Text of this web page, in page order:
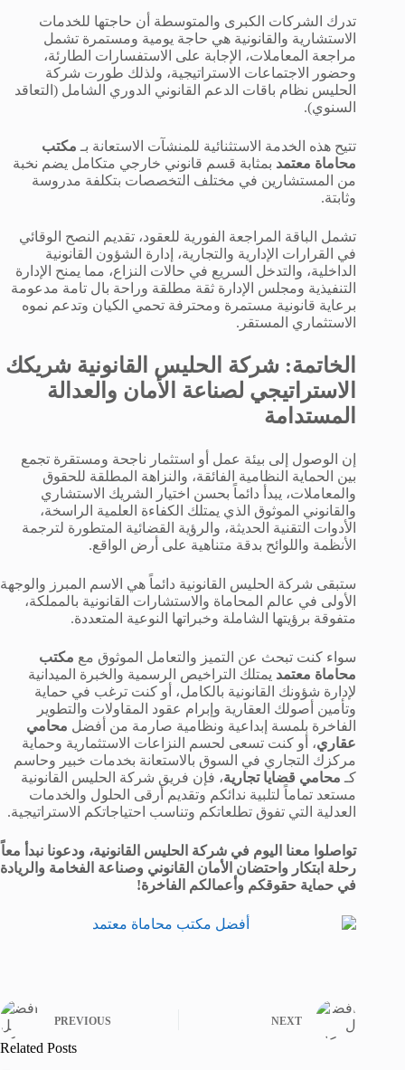
تدرك الشركات الكبرى والمتوسطة أن حاجتها للخدمات
الاستشارية والقانونية هي حاجة يومية ومستمرة تشمل
مراجعة المعاملات، الإجابة على الاستفسارات الطارئة،
وحضور الاجتماعات الاستراتيجية، ولذلك طورت شركة
الحليس نظام باقات الدعم القانوني الدوري الشامل (التعاقد
السنوي).
تتيح هذه الخدمة الاستثنائية للمنشآت الاستعانة بـ مكتب
محاماة معتمد بمثابة قسم قانوني خارجي متكامل يضم نخبة
من المستشارين في مختلف التخصصات بتكلفة مدروسة
وثابتة.
تشمل الباقة المراجعة الفورية للعقود، تقديم النصح الوقائي
في القرارات الإدارية والتجارية، إدارة الشؤون القانونية
الداخلية، والتدخل السريع في حالات النزاع، مما يمنح الإدارة
التنفيذية ومجلس الإدارة ثقة مطلقة وراحة بال تامة مدعومة
برعاية قانونية مستمرة ومحترفة تحمي الكيان وتدعم نموه
الاستثماري المستقر.
الخاتمة: شركة الحليس القانونية شريكك
الاستراتيجي لصناعة الأمان والعدالة
المستدامة
إن الوصول إلى بيئة عمل أو استثمار ناجحة ومستقرة تجمع
بين الحماية النظامية الفائقة، والنزاهة المطلقة للحقوق
والمعاملات، يبدأ دائماً بحسن اختيار الشريك الاستشاري
والقانوني الموثوق الذي يمتلك الكفاءة العلمية الراسخة،
الأدوات التقنية الحديثة، والرؤية القضائية المتطورة لترجمة
الأنظمة واللوائح بدقة متناهية على أرض الواقع.
ستبقى شركة الحليس القانونية دائماً هي الاسم المبرز والوجهة
الأولى في عالم المحاماة والاستشارات القانونية بالمملكة،
متفوقة برؤيتها الشاملة وخبراتها النوعية المتعددة.
سواء كنت تبحث عن التميز والتعامل الموثوق مع مكتب
محاماة معتمد يمتلك التراخيص الرسمية والخبرة الميدانية
لإدارة شؤونك القانونية بالكامل، أو كنت ترغب في حماية
وتأمين أصولك العقارية وإبرام عقود المقاولات والتطوير
الفاخرة بلمسة إبداعية ونظامية صارمة من أفضل محامي
عقاري، أو كنت تسعى لحسم النزاعات الاستثمارية وحماية
مركزك التجاري في السوق بالاستعانة بخدمات خبير وحاسم
كـ محامي قضايا تجارية، فإن فريق شركة الحليس القانونية
مستعد تماماً لتلبية ندائكم وتقديم أرقى الحلول والخدمات
العدلية التي تفوق تطلعاتكم وتناسب احتياجاتكم الاستراتيجية.
تواصلوا معنا اليوم في شركة الحليس القانونية، ودعونا نبدأ معاً
رحلة ابتكار واحتضان الأمان القانوني وصناعة الفخامة والريادة
في حماية حقوقكم وأعمالكم الفاخرة!
PREVIOUS NEXT
Related Posts